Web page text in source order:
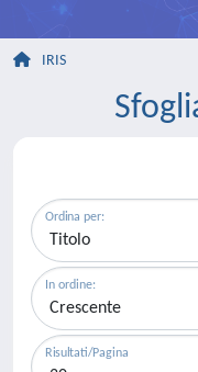
IRIS
Ordina per:
In ordine:
Risultati/Pagina